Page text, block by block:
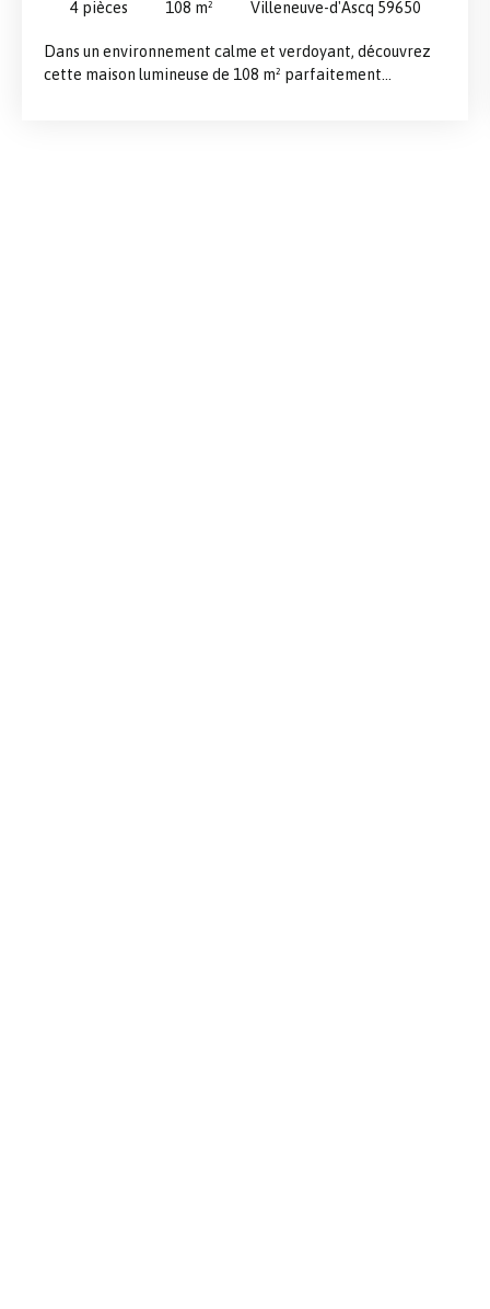
4 pièces 108 m² Villeneuve-d'Ascq 59650
Dans un environnement calme et verdoyant, découvrez
cette maison lumineuse de 108 m² parfaitement